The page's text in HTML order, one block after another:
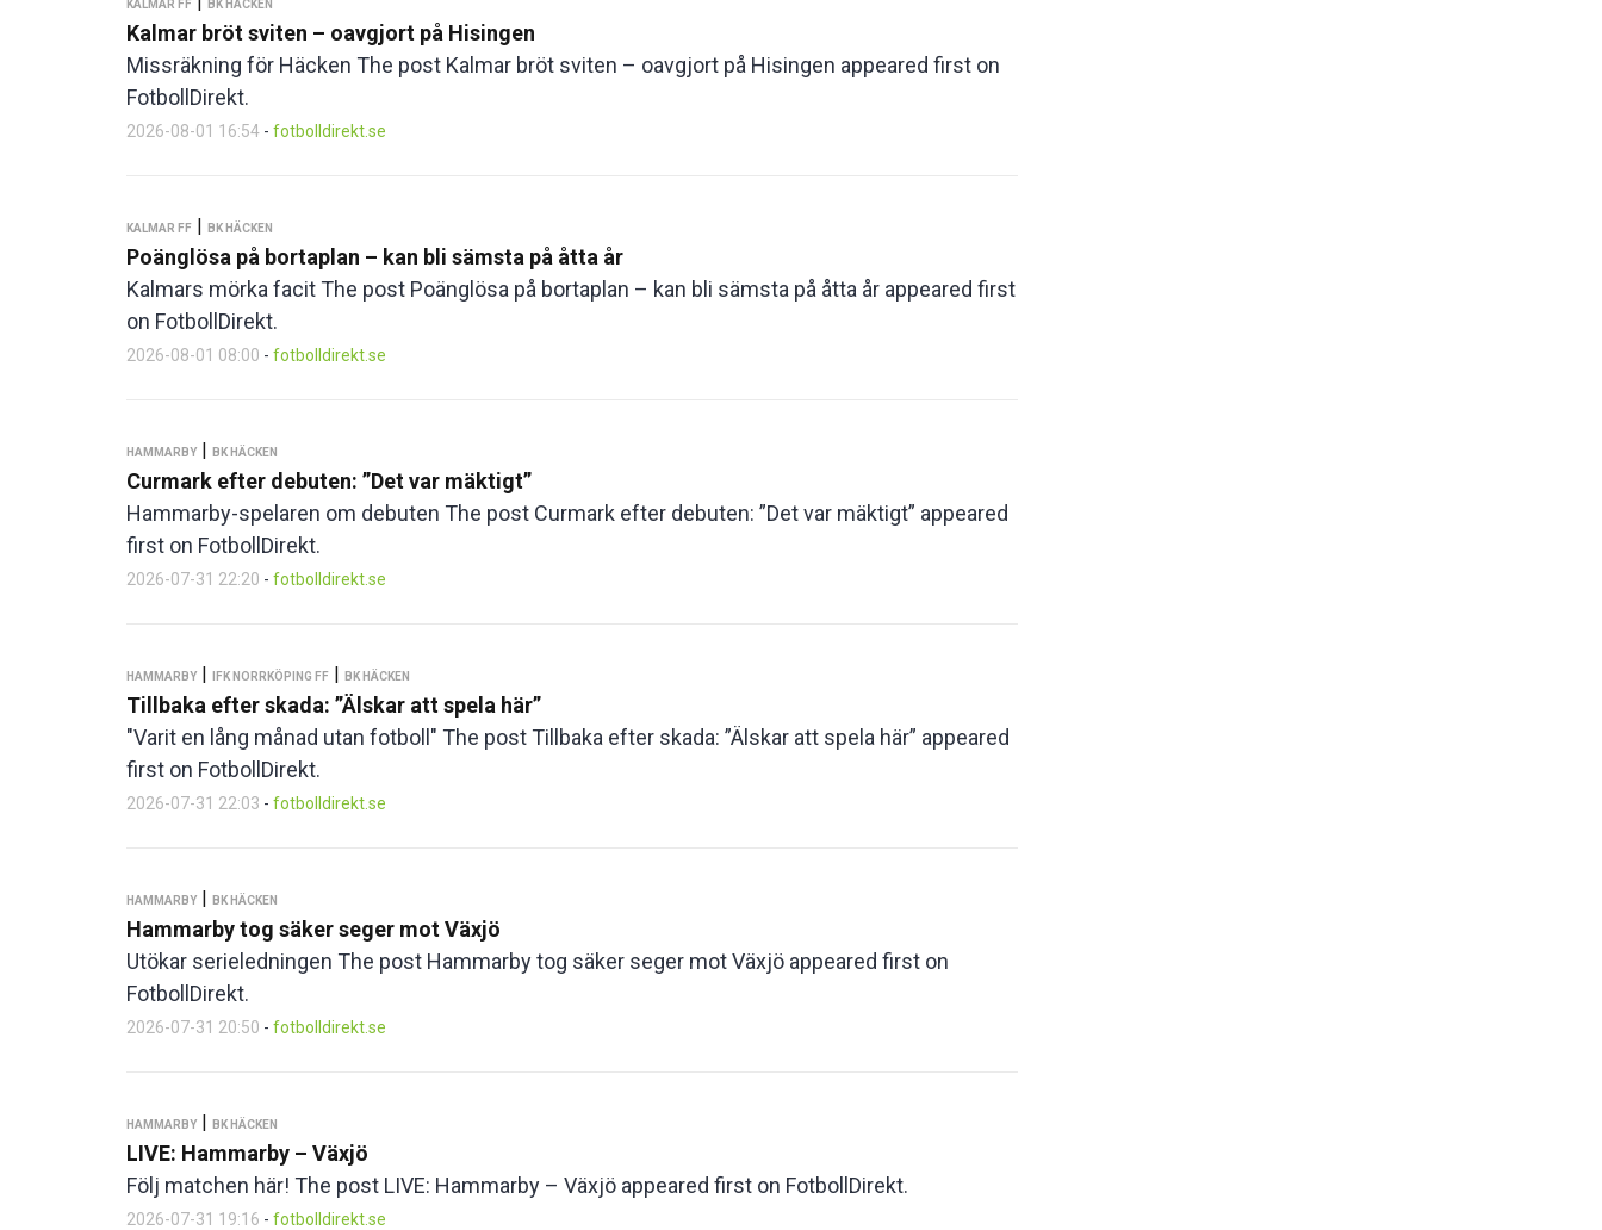
KALMAR FF BK HÄCKEN
Kalmar bröt sviten – oavgjort på Hisingen
Missräkning för Häcken The post Kalmar bröt sviten – oavgjort på Hisingen appeared first on
FotbollDirekt.
2026-08-01 16:54 - fotbolldirekt.se
KALMAR FF | BK HÄCKEN
Poänglösa på bortaplan – kan bli sämsta på åtta år
Kalmars mörka facit The post Poänglösa på bortaplan – kan bli sämsta på åtta år appeared first
on FotbollDirekt.
2026-08-01 08:00 - fotbolldirekt.se
HAMMARBY | BK HÄCKEN
Curmark efter debuten: ”Det var mäktigt”
Hammarby-spelaren om debuten The post Curmark efter debuten: ”Det var mäktigt” appeared
first on FotbollDirekt.
2026-07-31 22:20 - fotbolldirekt.se
HAMMARBY | IFK NORRKÖPING FF | BK HÄCKEN
Tillbaka efter skada: ”Älskar att spela här”
"Varit en lång månad utan fotboll" The post Tillbaka efter skada: ”Älskar att spela här” appeared
first on FotbollDirekt.
2026-07-31 22:03 - fotbolldirekt.se
HAMMARBY | BK HÄCKEN
Hammarby tog säker seger mot Växjö
Utökar serieledningen The post Hammarby tog säker seger mot Växjö appeared first on
FotbollDirekt.
2026-07-31 20:50 - fotbolldirekt.se
HAMMARBY | BK HÄCKEN
LIVE: Hammarby – Växjö
Följ matchen här! The post LIVE: Hammarby – Växjö appeared first on FotbollDirekt.
2026-07-31 19:16 - fotbolldirekt.se